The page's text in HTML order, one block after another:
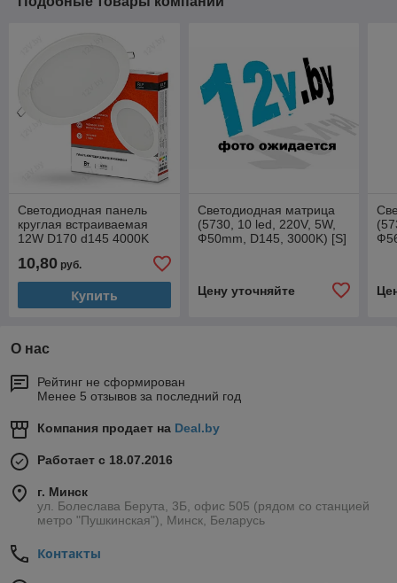
Светодиодная панель
круглая встраиваемая
12W D170 d145 4000K
10,80 руб.
Купить
Светодиодная матрица
(5730, 10 led, 220V, 5W,
Ф50mm, D145, 3000K) [S]
Цену уточняйте
О нас
Рейтинг не сформирован
Менее 5 отзывов за последний год
Компания продает на Deal.by
Работает с 18.07.2016
г. Минск
ул. Болеслава Берута, 3Б, офис 505 (рядом со станцией
метро "Пушкинская"), Минск, Беларусь
Контакты